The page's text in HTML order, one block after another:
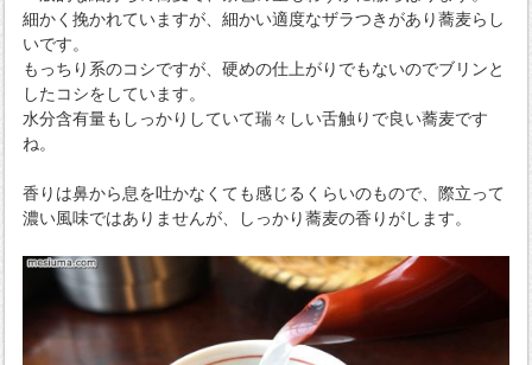
細かく挽かれていますが、細かい適度なザラつきがあり蕎麦らし
いです。
もっちり系のコシですが、硬めの仕上がりでもないのでブリンと
したコシをしています。
水分含有量もしっかりしていて瑞々しい舌触りで良い蕎麦です
ね。
香りは鼻から息を吐かなくても感じるくらいのもので、際立って
濃い風味ではありませんが、しっかり蕎麦の香りがします。